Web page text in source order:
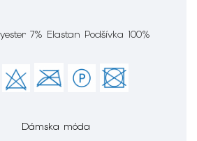
7% Elastan Podšívka 100%
Dámska móda